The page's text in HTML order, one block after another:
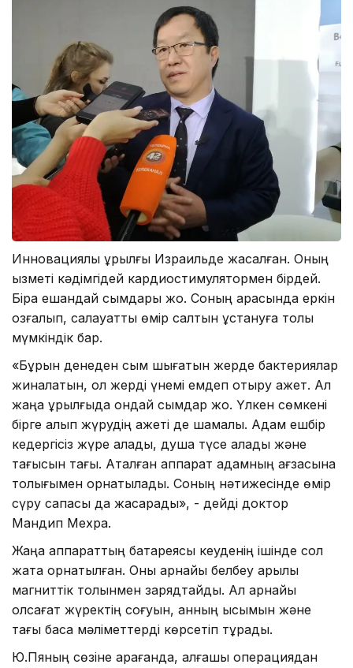
Инновациялық құрылғы Израильде жасалған. Оның
қызметі кәдімгідей кардиостимулятормен бірдей.
Бірақ ешқандай сымдары жоқ. Соның арқасында еркін
қозғалып, салауатты өмір салтын ұстануға толық
мүмкіндік бар.
«Бұрын денеден сым шығатын жерде бактериялар
жиналатын, ол жерді үнемі емдеп отыру қажет. Ал
жаңа құрылғыда ондай сымдар жоқ. Үлкен сөмкені
бірге алып жүрудің қажеті де шамалы. Адам ешбір
кедергісіз жүре алады, душқа түсе алады және
тағысын тағы. Аталған аппарат адамның ағзасына
толығымен орнатылады. Соның нәтижесінде өмір
сүру сапасы да жақсарады», - дейді доктор
Мандип Меxра.
Жаңа аппараттың батареясы кеуденің ішінде сол
жақта орнатылған. Оны арнайы белбеу арқылы
магниттік толқынмен зарядтайды. Ал арнайы
қолсағат жүректің соғуын, қанның қысымын және
тағы басқа мәліметтерді көрсетіп тұрады.
Ю.Пяның сөзіне қарағанда, алғашқы операциядан